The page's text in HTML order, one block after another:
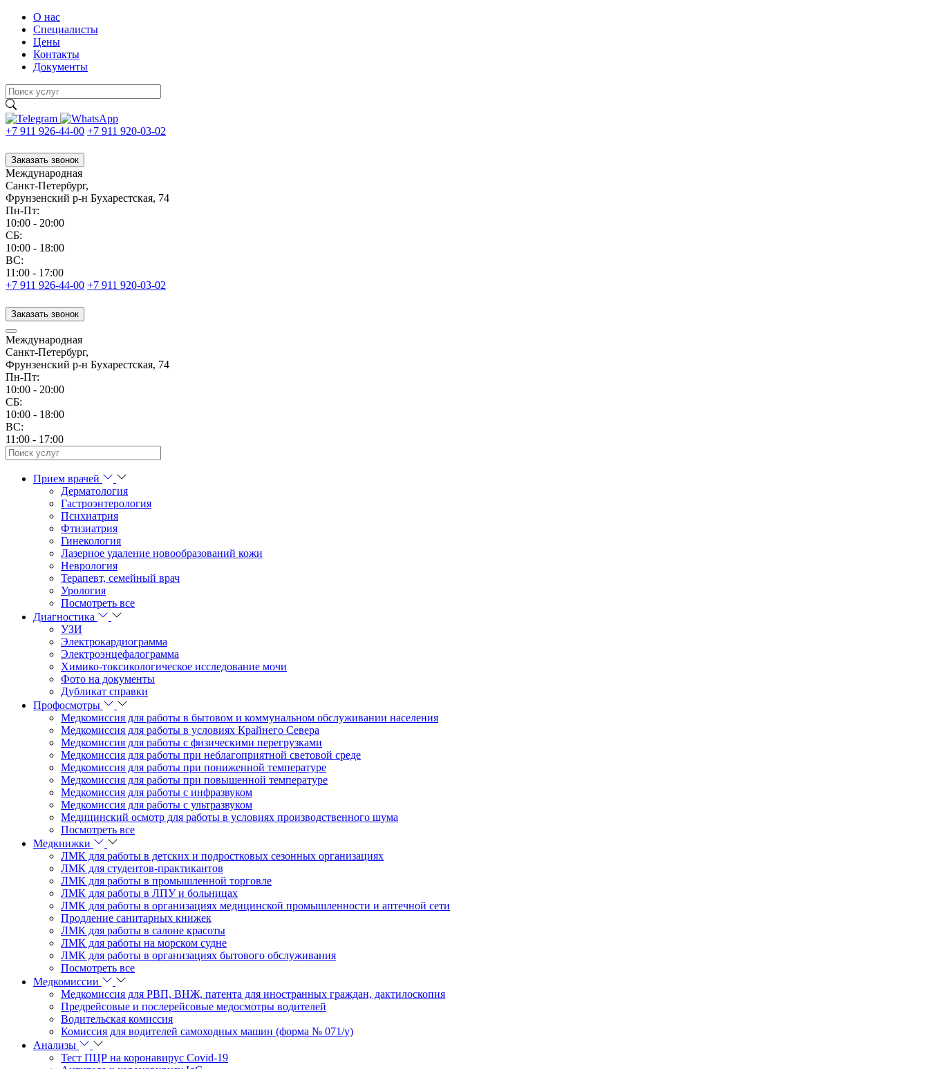
О нас
Специалисты
Цены
Контакты
Документы
+7 911 926-44-00 +7 911 920-03-02
Заказать звонок
Международная
Санкт-Петербург,
Фрунзенский р-н Бухарестская, 74
Пн-Пт:
10:00 - 20:00
CБ:
10:00 - 18:00
ВС:
11:00 - 17:00
+7 911 926-44-00 +7 911 920-03-02
Заказать звонок
Международная
Санкт-Петербург,
Фрунзенский р-н Бухарестская, 74
Пн-Пт:
10:00 - 20:00
CБ:
10:00 - 18:00
ВС:
11:00 - 17:00
Прием врачей
Дерматология
Гастроэнтерология
Психиатрия
Фтизиатрия
Гинекология
Лазерное удаление новообразований кожи
Неврология
Терапевт, семейный врач
Урология
Посмотреть все
Диагностика
УЗИ
Электрокардиограмма
Электроэнцефалограмма
Химико-токсикологическое исследование мочи
Фото на документы
Дубликат справки
Профосмотры
Медкомиссия для работы в бытовом и коммунальном обслуживании населения
Медкомиссия для работы в условиях Крайнего Севера
Медкомиссия для работы с физическими перегрузками
Медкомиссия для работы при неблагоприятной световой среде
Медкомиссия для работы при пониженной температуре
Медкомиссия для работы при повышенной температуре
Медкомиссия для работы с инфразвуком
Медкомиссия для работы с ультразвуком
Медицинский осмотр для работы в условиях производственного шума
Посмотреть все
Медкнижки
ЛМК для работы в детских и подростковых сезонных организациях
ЛМК для студентов-практикантов
ЛМК для работы в промышленной торговле
ЛМК для работы в ЛПУ и больницах
ЛМК для работы в организациях медицинской промышленности и аптечной сети
Продление санитарных книжек
ЛМК для работы в салоне красоты
ЛМК для работы на морском судне
ЛМК для работы в организациях бытового обслуживания
Посмотреть все
Медкомиссии
Медкомиссия для РВП, ВНЖ, патента для иностранных граждан, дактилоскопия
Предрейсовые и послерейсовые медосмотры водителей
Водительская комиссия
Комиссия для водителей самоходных машин (форма № 071/у)
Анализы
Тест ПЦР на коронавирус Covid-19